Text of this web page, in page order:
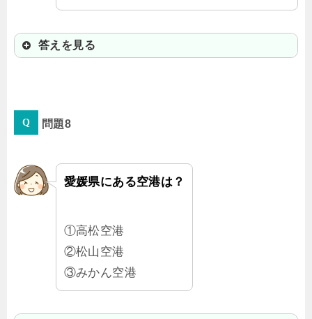
答えを見る
販売当時の愛媛県知事が「ニッポン
名付けたんだって！
問題8
愛媛県にある空港は？
①高松空港
②松山空港
③みかん空港